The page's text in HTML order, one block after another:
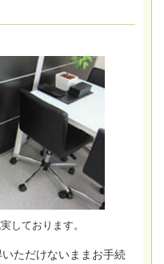
しております。
ただけないままお手続